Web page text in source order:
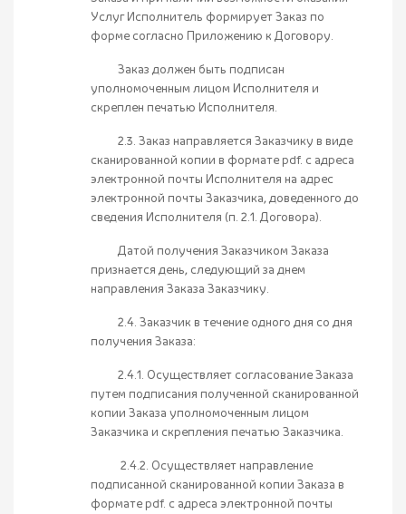
Услуг Исполнитель формирует Заказ по
форме согласно Приложению к Договору.
Заказ должен быть подписан
уполномоченным лицом Исполнителя и
скреплен печатью Исполнителя.
2.3. Заказ направляется Заказчику в виде
сканированной копии в формате pdf. с адреса
электронной почты Исполнителя на адрес
электронной почты Заказчика, доведенного до
сведения Исполнителя (п. 2.1. Договора).
Датой получения Заказчиком Заказа
признается день, следующий за днем
направления Заказа Заказчику.
2.4. Заказчик в течение одного дня со дня
получения Заказа:
2.4.1. Осуществляет согласование Заказа
путем подписания полученной сканированной
копии Заказа уполномоченным лицом
Заказчика и скрепления печатью Заказчика.
2.4.2. Осуществляет направление
подписанной сканированной копии Заказа в
формате pdf. с адреса электронной почты